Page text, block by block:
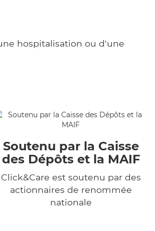
hospitalisation ou d'une
Soutenu par la Caisse
des Dépôts et la MAIF
Click&Care est soutenu par des
actionnaires de renommée
nationale